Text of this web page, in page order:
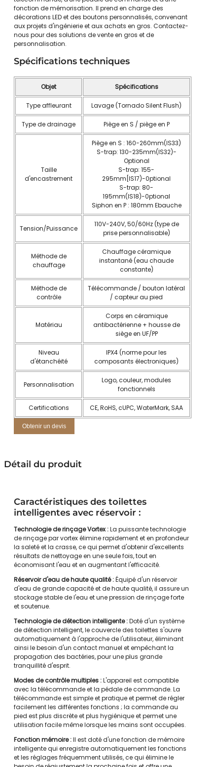
fonction de mémorisation. Il prend en charge des
décorations LED et des boutons personnalisés, convenant
aux projets d'ingénierie et aux achats en gros. Contactez-
nous pour des solutions de vente en gros et de
personnalisation.
Spécifications techniques
Objet Spécifications
Type affleurant Lavage (Tornado Silent Flush)
Type de drainage Piège en S / piège en P
Taille
d'encastrement
Piège en S : 160-260mm(lS33)
S-trap: 130-235mm(lS32)-
Optional
S-trap: 155-
295mm[lS17)-0ptional
S-trap: 80-
195mm(lS18)-0ptional
Siphon en P : 180mm Ebauche
Tension/Puissance
110V-240V, 50/60Hz (type de
prise personnalisable)
Méthode de
chauffage
Chauffage céramique
instantané (eau chaude
constante)
Méthode de
contrôle
Télécommande / bouton latéral
/ capteur au pied
Matériau
Corps en céramique
antibactérienne + housse de
siège en UF/PP
Niveau
d'étanchéité
IPX4 (norme pour les
composants électroniques)
Personnalisation
Logo, couleur, modules
fonctionnels
Certifications CE, RoHS, cUPC, WaterMark, SAA
Obtenir un devis
Détail du produit
Caractéristiques des toilettes
intelligentes avec réservoir :
Technologie de rinçage Vortex :La puissante technologie
de rinçage par vortex élimine rapidement et en profondeur
la saleté et la crasse, ce qui permet d'obtenir d'excellents
résultats de nettoyage en une seule fois, tout en
économisant l'eau et en augmentant l'efficacité.
Réservoir d'eau de haute qualité :Équipé d'un réservoir
d'eau de grande capacité et de haute qualité, il assure un
stockage stable de l'eau et une pression de rinçage forte
et soutenue.
Technologie de détection intelligente :Doté d'un système
de détection intelligent, le couvercle des toilettes s'ouvre
automatiquement à l'approche de l'utilisateur, éliminant
ainsi le besoin d'un contact manuel et empêchant la
propagation des bactéries, pour une plus grande
tranquillité d'esprit.
Modes de contrôle multiples :L'appareil est compatible
avec la télécommande et la pédale de commande. La
télécommande est simple et pratique et permet de régler
facilement les différentes fonctions ; la commande au
pied est plus discrète et plus hygiénique et permet une
utilisation facile même lorsque les mains sont occupées.
Fonction mémoire :Il est doté d'une fonction de mémoire
intelligente qui enregistre automatiquement les fonctions
et les réglages fréquemment utilisés, ce qui élimine le